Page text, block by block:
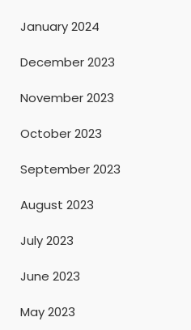
January 2024
December 2023
November 2023
October 2023
September 2023
August 2023
July 2023
June 2023
May 2023